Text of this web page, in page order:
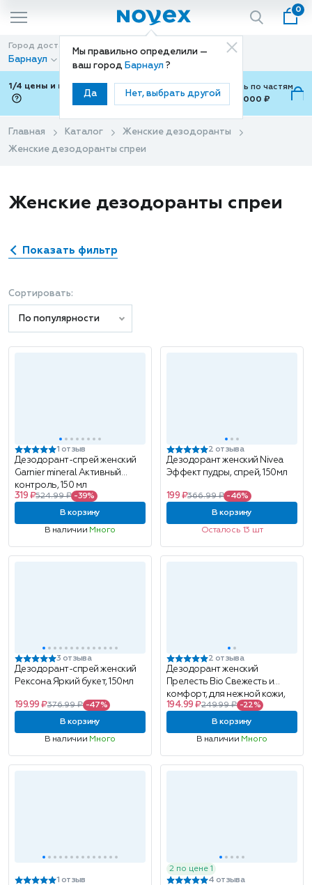
Мы правильно определили —
ваш город Барнаул ?
Да Нет, выбрать другой
0
Город доставки
Барнаул
Способ доставки
Доставка
1/4 цены и покупки ваши с Подели
Можно оплатить по частям
от 700 ₽ до 15,000 ₽
Главная Каталог
Женские дезодоранты
Женские дезодоранты спреи
Женские дезодоранты спреи
Показать фильтр
Сортировать:
По популярности
1 отзыв
Дезодорант-спрей женский
Garnier mineral Активный
контроль, 150 мл
319 ₽524.99 ₽ -39%
В корзину
В наличии Много
2 отзыва
Дезодорант женский Nivea
Эффект пудры, спрей, 150мл
199 ₽366.99 ₽ -46%
В корзину
Осталось 13 шт
3 отзыва
Дезодорант-спрей женский
Рексона Яркий букет, 150мл
199.99 ₽376.99 ₽ -47%
В корзину
В наличии Много
2 отзыва
Дезодорант женский
Прелесть Bio Свежесть и
комфорт, для нежной кожи,
аэрозоль, 150мл
194.99 ₽249.99 ₽ -22%
В корзину
В наличии Много
1 отзыв
2 по цене 1
4 отзыва